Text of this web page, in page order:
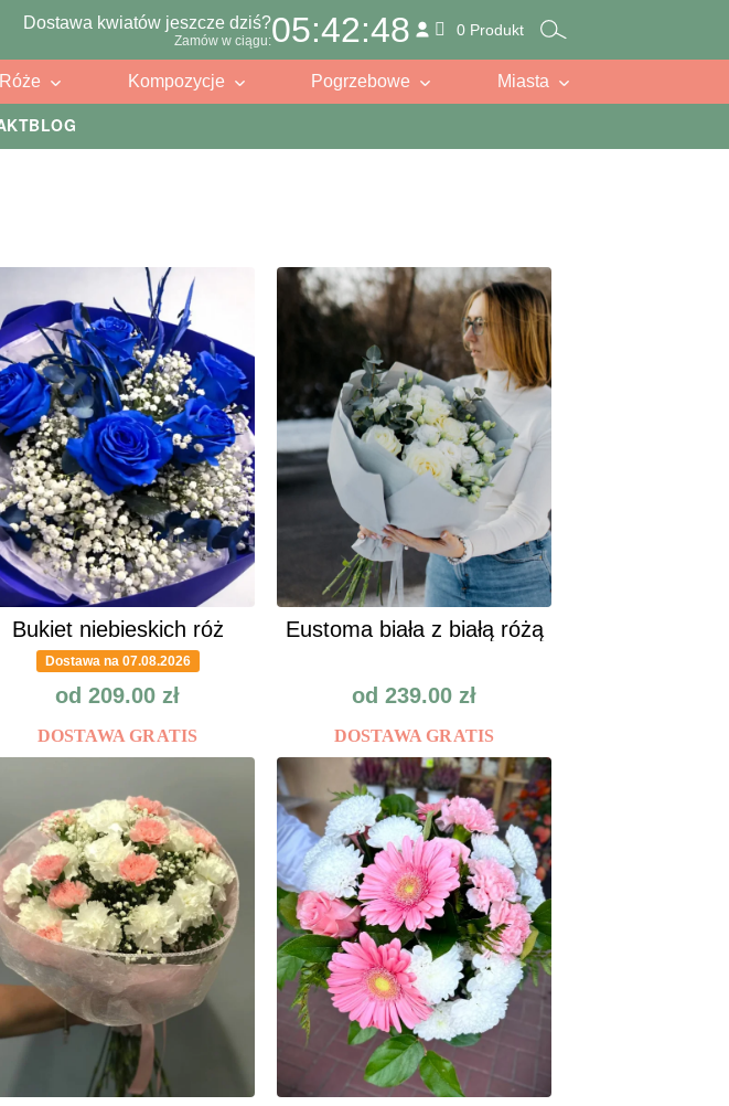
BLOG
Dostawa kwiatów jeszcze dziś?
Zamów w ciągu:05:42:46 0 Produkt
Róże Kompozycje Pogrzebowe Miasta
Bukiet niebieskich róż
Dostawa na 07.08.2026
od 209.00 zł
DOSTAWA GRATIS
Eustoma biała z białą różą
od 239.00 zł
DOSTAWA GRATIS